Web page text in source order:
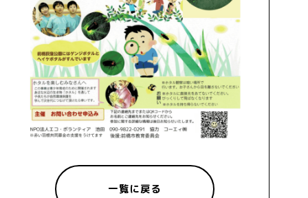
一覧に戻る